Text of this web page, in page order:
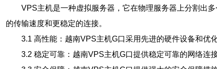
VPS主机是一种虚拟服务器，它在物理服务器上分割出
的传输速度和更稳定的连接。
3.1 高性能：越南VPS主机G口采用先进的硬件设备和优
3.2 稳定可靠：越南VPS主机G口提供稳定可靠的网络连